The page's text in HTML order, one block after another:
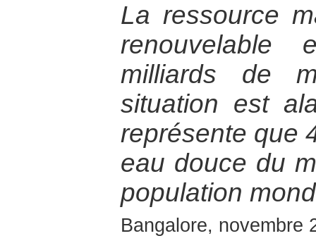
La ressource
milliards de
situation est
représente que
eau douce du
population
Bangalore, novembre